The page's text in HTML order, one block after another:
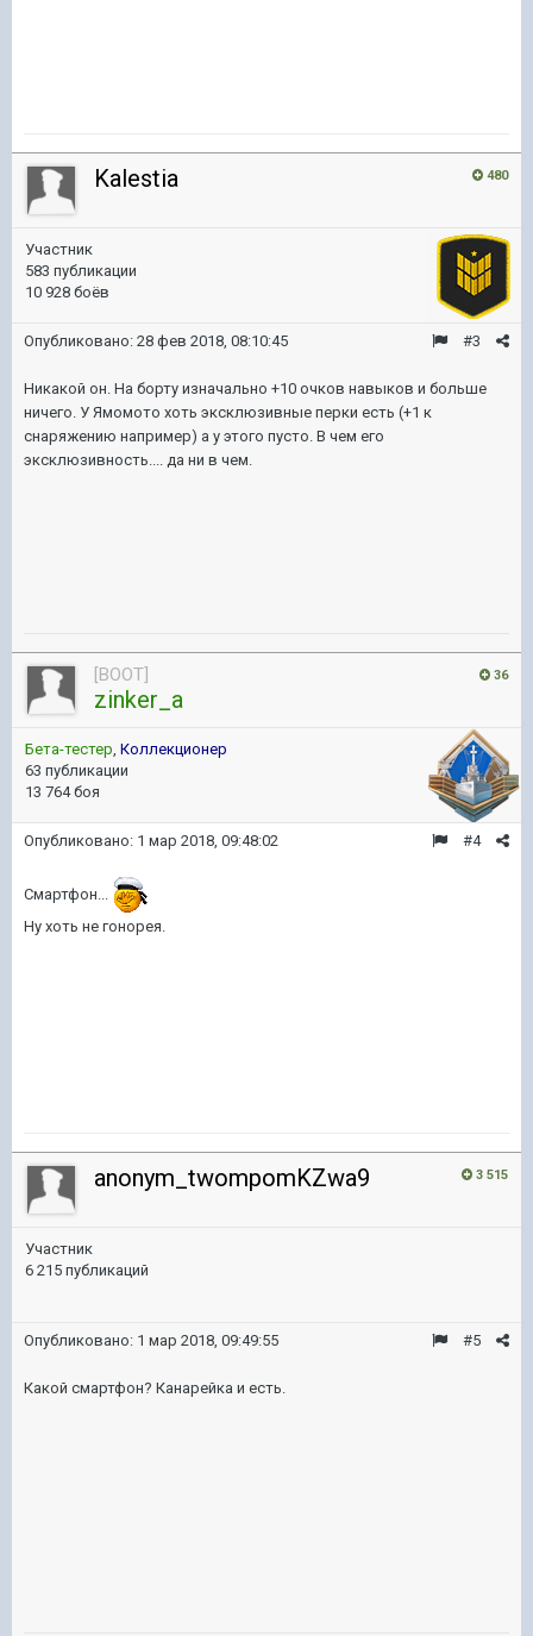
480
Kalestia
Участник
583 публикации
10 928 боёв
#3
Опубликовано: 28 фев 2018, 08:10:45
Никакой он. На борту изначально +10 очков навыков и больше
ничего. У Ямомото хоть эксклюзивные перки есть (+1 к
снаряжению например) а у этого пусто. В чем его
эксклюзивность.... да ни в чем.
36
[BOOT]
zinker_a
Бета-тестер Коллекционер
63 публикации
13 764 боя
#4
Опубликовано: 1 мар 2018, 09:48:02
Смартфон...
Ну хоть не гонорея.
3 515
anonym_twompomKZwa9
Участник
6 215 публикаций
#5
Опубликовано: 1 мар 2018, 09:49:55
Какой смартфон? Канарейка и есть.